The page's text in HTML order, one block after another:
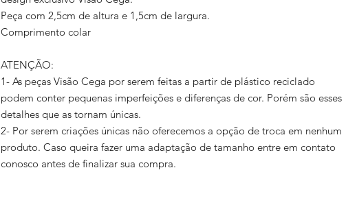
Peça com 2,5cm de altura e 1,5cm de largura.
Comprimento colar
ATENÇÃO:
1- As peças Visão Cega por serem feitas a partir de plástico reciclado
podem conter pequenas imperfeições e diferenças de cor. Porém são esses
detalhes que as tornam únicas.
2- Por serem criações únicas não oferecemos a opção de troca em nenhum
produto. Caso queira fazer uma adaptação de tamanho entre em contato
conosco antes de finalizar sua compra.